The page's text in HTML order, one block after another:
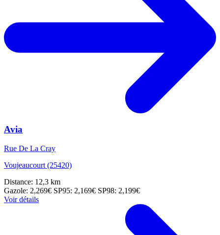
Avia
Rue De La Cray
Voujeaucourt (25420)
Distance: 12,3 km
Gazole: 2,269€ SP95: 2,169€ SP98: 2,199€
Voir détails